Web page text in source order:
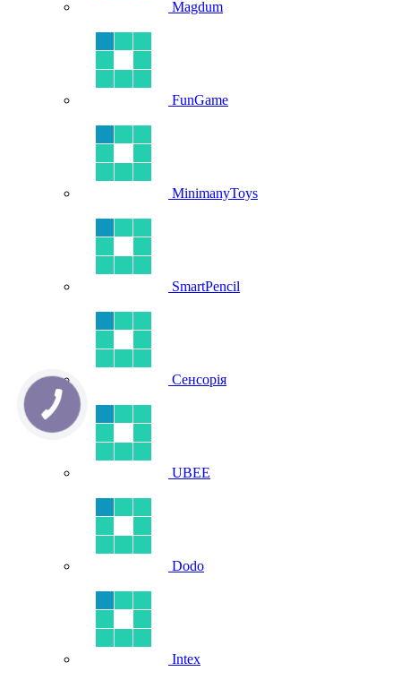
Magdum
FunGame
MinimanyToys
SmartPencil
Сенсорія
UBEE
Dodo
Intex